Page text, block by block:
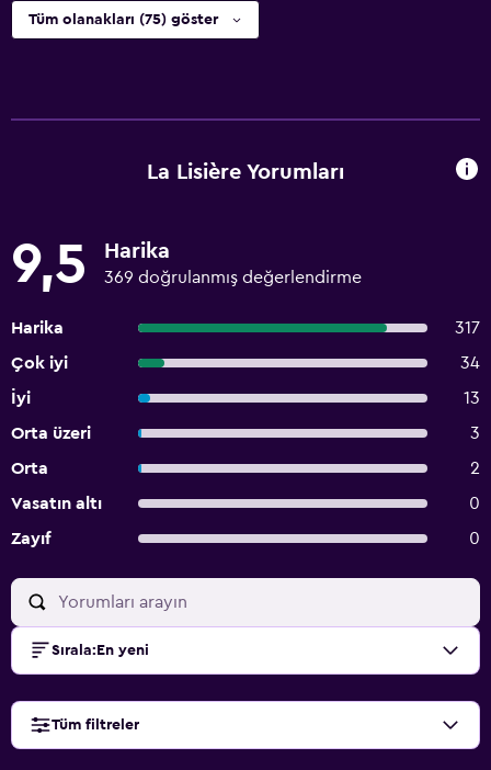
Tüm olanakları (75) göster
La Lisière Yorumları
9,5 Harika
369 doğrulanmış değerlendirme
Harika
317
Çok iyi
34
İyi
13
Orta üzeri
3
Orta
2
Vasatın altı
0
Zayıf
0
Sırala: En yeni
Tüm filtreler